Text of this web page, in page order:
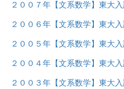
２００７年【文系数学】東大
２００６年【文系数学】東大
２００５年【文系数学】東大
２００４年【文系数学】東大
２００３年【文系数学】東大